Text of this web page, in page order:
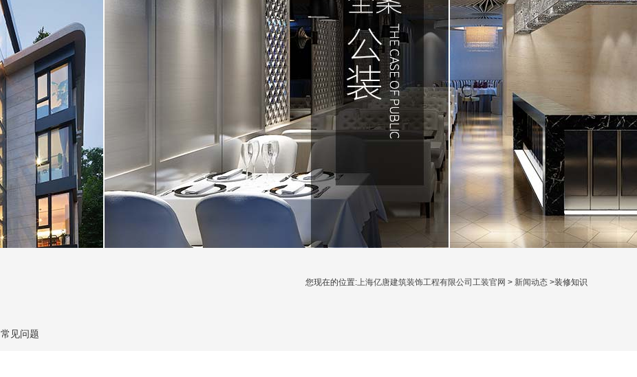
您现在的位置:上海亿唐建筑装饰工程有限公司工装官网 > 新闻动态 >装修知识
常见问题